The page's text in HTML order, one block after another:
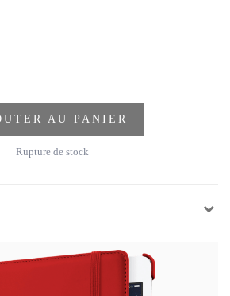
AU PANIER
Rupture de stock